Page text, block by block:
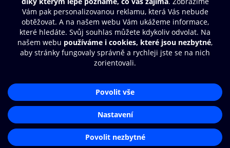
Další zábava
© O2 Czech Republic a.s.
Přístupnost
Zásady zpracování osobních údajů
Nastavení cookies
Aplikace O2 Knihovna
Čti a poslouchej své e-knihy a
audioknihy rychleji a pohodlněji.